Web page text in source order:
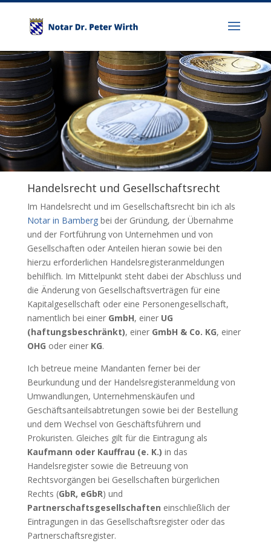
Handelsrecht und Gesellschaftsrecht
Im Handelsrecht und im Gesellschaftsrecht bin ich als
Notar in Bambergbei der Gründung, der Übernahme
und der Fortführung von Unternehmen und von
Gesellschaften oder Anteilen hieran sowie bei den
hierzu erforderlichen Handelsregisteranmeldungen
behilflich. Im Mittelpunkt steht dabei der Abschluss und
die Änderung von Gesellschaftsverträgen für eine
Kapitalgesellschaft oder eine Personengesellschaft,
namentlich bei einer GmbH, einer UG
(haftungsbeschränkt), einer GmbH & Co. KG, einer
OHG oder einer KG.
Ich betreue meine Mandanten ferner bei der
Beurkundung und der Handelsregisteranmeldung von
Umwandlungen, Unternehmenskäufen und
Geschäftsanteilsabtretungen sowie bei der Bestellung
und dem Wechsel von Geschäftsführern und
Prokuristen. Gleiches gilt für die Eintragung als
Kaufmann oder Kauffrau (e. K.) in das
Handelsregister sowie die Betreuung von
Rechtsvorgängen bei Gesellschaften bürgerlichen
Rechts (GbR, eGbR) und
Partnerschaftsgesellschaften einschließlich der
Eintragungen in das Gesellschaftsregister oder das
Partnerschaftsregister.